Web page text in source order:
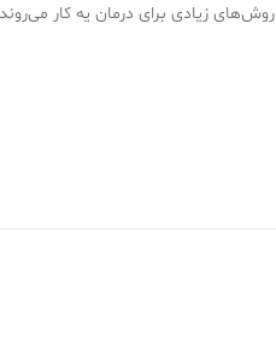
روش‌های زیادی برای درمان یه کار